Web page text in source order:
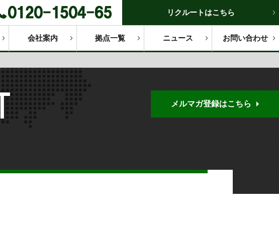
リクルートはこちら
会社案内 拠点一覧 ニュース お問い合わせ
メルマガ登録はこちら